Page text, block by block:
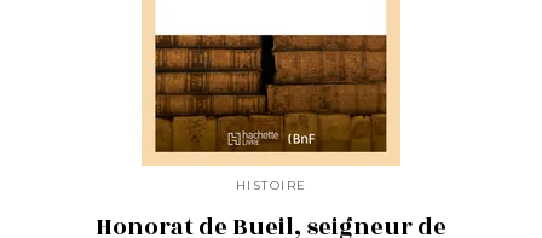
HISTOIRE
Honorat de Bueil, seigneur de